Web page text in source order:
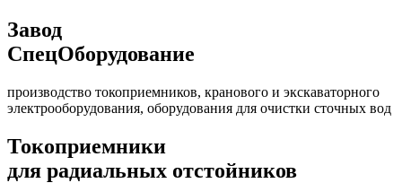
Завод
СпецОборудование
производство токоприемников, кранового и экскаваторного
электрооборудования, оборудования для очистки сточных вод
Токоприемники
для радиальных отстойников